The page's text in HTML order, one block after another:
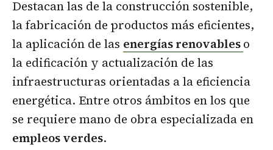
Destacan las de la construcción sostenible,
la fabricación de productos más eficientes,
la aplicación de las energías renovableso
la edificación y actualización de las
infraestructuras orientadas a la eficiencia
energética. Entre otros ámbitos en los que
se requiere mano de obra especializada en
empleos verdes.